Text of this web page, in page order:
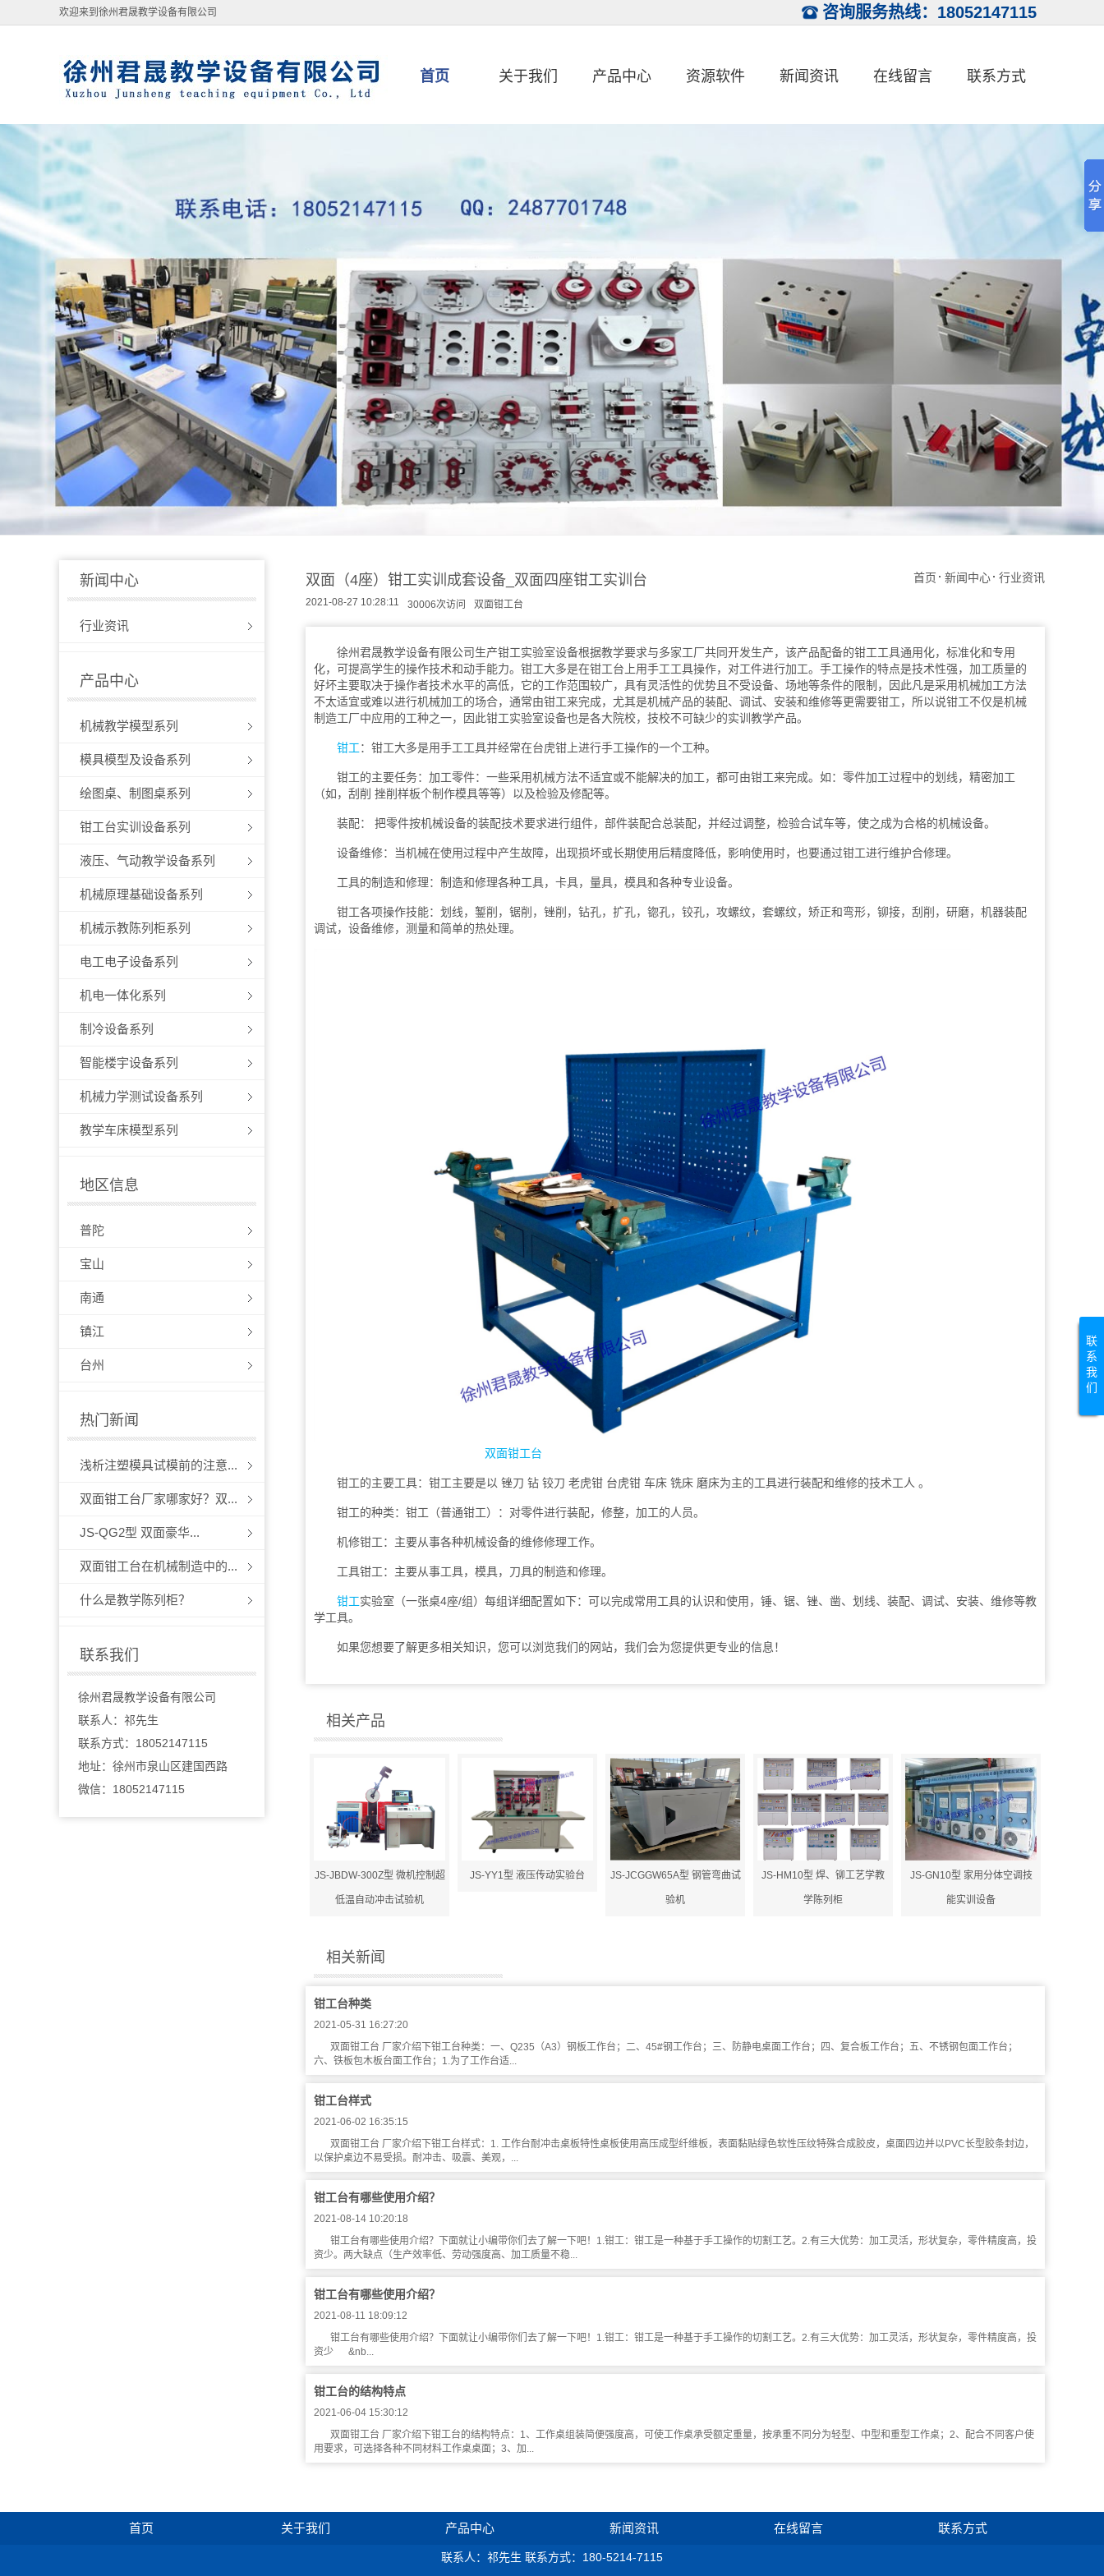
欢迎来到徐州君晟教学设备有限公司 咨询服务热线：18052147115
首页 关于我们 产品中心 资源软件 新闻资讯 在线留言 联系方式
新闻中心
行业资讯
产品中心
机械教学模型系列
模具模型及设备系列
绘图桌、制图桌系列
钳工台实训设备系列
液压、气动教学设备系列
机械原理基础设备系列
机械示教陈列柜系列
电工电子设备系列
机电一体化系列
制冷设备系列
智能楼宇设备系列
机械力学测试设备系列
教学车床模型系列
地区信息
普陀
宝山
南通
镇江
台州
热门新闻
浅析注塑模具试模前的注意...
双面钳工台厂家哪家好？双...
JS-QG2型 双面豪华...
双面钳工台在机械制造中的...
什么是教学陈列柜？
联系我们
徐州君晟教学设备有限公司
联系人：祁先生
联系方式：18052147115
地址：徐州市泉山区建国西路
微信：18052147115
双面（4座）钳工实训成套设备_双面四座钳工实训台 首页 新闻中心 行业资讯
2021-08-27 10:28:11 30006次访问 双面钳工台
徐州君晟教学设备有限公司生产钳工实验室设备根据教学要求与多家工厂共同开发生产，该产品配备的钳工工具通用化，标准化和专用
化，可提高学生的操作技术和动手能力。钳工大多是在钳工台上用手工工具操作，对工件进行加工。手工操作的特点是技术性强，加工质量的
好坏主要取决于操作者技术水平的高低，它的工作范围较广，具有灵活性的优势且不受设备、场地等条件的限制，因此凡是采用机械加工方法
不太适宜或难以进行机械加工的场合，通常由钳工来完成，尤其是机械产品的装配、调试、安装和维修等更需要钳工，所以说钳工不仅是机械
制造工厂中应用的工种之一，因此钳工实验室设备也是各大院校，技校不可缺少的实训教学产品。
钳工：钳工大多是用手工工具并经常在台虎钳上进行手工操作的一个工种。
钳工的主要任务：加工零件：一些采用机械方法不适宜或不能解决的加工，都可由钳工来完成。如：零件加工过程中的划线，精密加工
（如，刮削 挫削样板个制作模具等等）以及检验及修配等。
装配： 把零件按机械设备的装配技术要求进行组件，部件装配合总装配，并经过调整，检验合试车等，使之成为合格的机械设备。
设备维修：当机械在使用过程中产生故障，出现损坏或长期使用后精度降低，影响使用时，也要通过钳工进行维护合修理。
工具的制造和修理：制造和修理各种工具，卡具，量具，模具和各种专业设备。
钳工各项操作技能：划线，錾削，锯削，锉削，钻孔，扩孔，锪孔，铰孔，攻螺纹，套螺纹，矫正和弯形，铆接，刮削，研磨，机器装配
调试，设备维修，测量和简单的热处理。
双面钳工台
钳工的主要工具：钳工主要是以 锉刀 钻 铰刀 老虎钳 台虎钳 车床 铣床 磨床为主的工具进行装配和维修的技术工人 。
钳工的种类：钳工（普通钳工）：对零件进行装配，修整，加工的人员。
机修钳工：主要从事各种机械设备的维修修理工作。
工具钳工：主要从事工具，模具，刀具的制造和修理。
钳工实验室（一张桌4座/组）每组详细配置如下：可以完成常用工具的认识和使用，锤、锯、锉、凿、划线、装配、调试、安装、维修等教
学工具。
如果您想要了解更多相关知识，您可以浏览我们的网站，我们会为您提供更专业的信息！
相关产品
JS-JBDW-300Z型 微机控制超
低温自动冲击试验机
JS-YY1型 液压传动实验台 JS-JCGGW65A型 钢管弯曲试
验机
JS-HM10型 焊、铆工艺学教
学陈列柜
JS-GN10型 家用分体空调技
能实训设备
相关新闻
钳工台种类
2021-05-31 16:27:20
双面钳工台 厂家介绍下钳工台种类：一、Q235（A3）钢板工作台；二、45#钢工作台；三、防静电桌面工作台；四、复合板工作台；五、不锈钢包面工作台；
六、铁板包木板台面工作台；1.为了工作台适...
钳工台样式
2021-06-02 16:35:15
双面钳工台 厂家介绍下钳工台样式：1. 工作台耐冲击桌板特性桌板使用高压成型纤维板，表面黏贴绿色软性压纹特殊合成胶皮，桌面四边并以PVC长型胶条封边，
以保护桌边不易受损。耐冲击、吸震、美观，...
钳工台有哪些使用介绍？
2021-08-14 10:20:18
钳工台有哪些使用介绍？下面就让小编带你们去了解一下吧！1.钳工：钳工是一种基于手工操作的切割工艺。2.有三大优势：加工灵活，形状复杂，零件精度高，投
资少。两大缺点（生产效率低、劳动强度高、加工质量不稳...
钳工台有哪些使用介绍？
2021-08-11 18:09:12
钳工台有哪些使用介绍？下面就让小编带你们去了解一下吧！1.钳工：钳工是一种基于手工操作的切割工艺。2.有三大优势：加工灵活，形状复杂，零件精度高，投
资少 &nb...
钳工台的结构特点
2021-06-04 15:30:12
双面钳工台 厂家介绍下钳工台的结构特点：1、工作桌组装简便强度高，可使工作桌承受额定重量，按承重不同分为轻型、中型和重型工作桌；2、配合不同客户使
用要求，可选择各种不同材料工作桌桌面；3、加...
首页 关于我们 产品中心 新闻资讯 在线留言 联系方式
联系人：祁先生 联系方式：180-5214-7115
联
系
我
们